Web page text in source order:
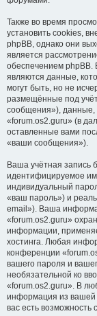
Также во время
установить cookies,
phpBB, однако они
является
обеспечением
являются данные,
могут быть, но не
размещённые под
сообщения»), данные,
«forum.os2.guru» (в
оставленные вами
«ваши сообщения»).
Ваша учётная запись
идентифицируемое
индивидуальный
«ваш пароль») и
email»). Ваша
«forum.os2.guru»
информации,
хостинга. Любая
конференции
вашего пароля и
необязательной ко
«forum.os2.guru». В
информация из вашей
вас есть возможность